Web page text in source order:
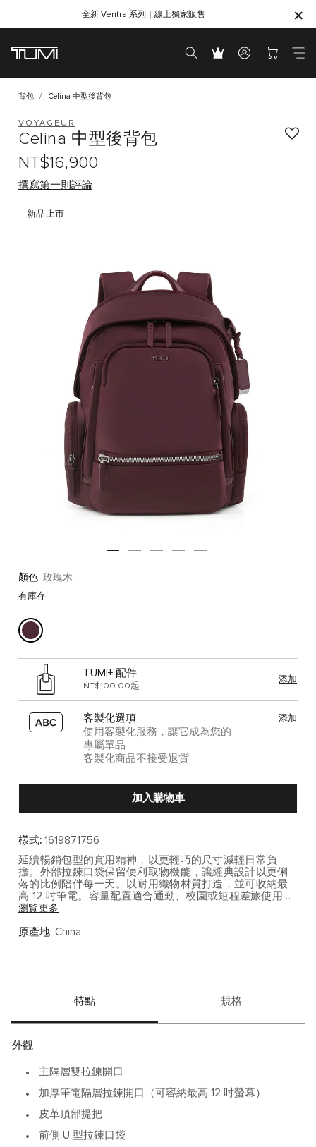
SHOP GIFTS
SHOP GIFTS
全新 Ventra 系列｜線上獨家販售
背包 Celina 中型後背包
新品上市
VOYAGEUR
Celina 中型後背包
NT$16,900
撰寫第一則評論
顏色: 玫瑰木
有庫存
TUMI+ 配件
NT$100.00起
添加
客製化選項
使用客製化服務，讓它成為您的
專屬單品
客製化商品不接受退貨
添加
加入購物車
樣式: 1619871756
延續暢銷包型的實用精神，以更輕巧的尺寸減輕日常負
擔。外部拉鍊口袋保留便利取物機能，讓經典設計以更俐
落的比例陪伴每一天。以耐用織物材質打造，並可收納最
高 12 吋筆電。容量配置適合通勤、校園或短程差旅使用，
並可妥善收納筆電與日常工作配備。
Voyageur 系列以輕盈輪廓、細膩收納與都會女性風格為核
瀏覧更多
原產地: China
特點 規格
外觀
主隔層雙拉鍊開口
加厚筆電隔層拉鍊開口（可容納最高 12 吋螢幕）
皮革頂部提把
前側 U 型拉鍊口袋